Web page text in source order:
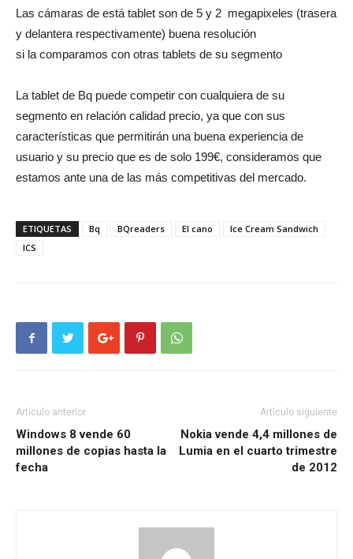
Las cámaras de está tablet son de 5 y 2 megapixeles (trasera
y delantera respectivamente) buena resolución
si la comparamos con otras tablets de su segmento
La tablet de Bq puede competir con cualquiera de su
segmento en relación calidad precio, ya que con sus
características que permitirán una buena experiencia de
usuario y su precio que es de solo 199€, consideramos que
estamos ante una de las más competitivas del mercado.
ETIQUETAS Bq BQreaders El cano
Ice Cream Sandwich
ICS
Artículo anterior
Windows 8 vende 60
millones de copias hasta la
fecha
Artículo siguiente
Nokia vende 4,4 millones de
Lumia en el cuarto trimestre
de 2012